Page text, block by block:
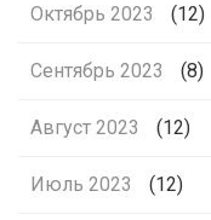
Октябрь 2023 (12)
Сентябрь 2023 (8)
Август 2023 (12)
Июль 2023 (12)